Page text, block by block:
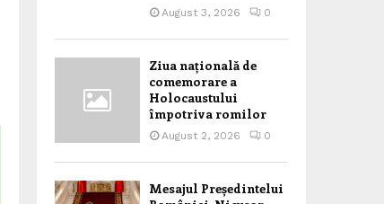
August 3, 2026 0
Ziua națională de
comemorare a
Holocaustului
împotriva romilor
August 2, 2026 0
Mesajul Președintelui